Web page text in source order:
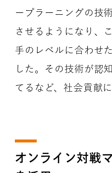
ープラーニングの技
させるようになり、
手のレベルに合わせ
した。その技術が認
てるなど、社会貢献
オンライン対戦